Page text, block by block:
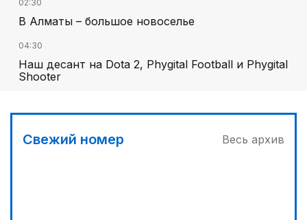
02:30
В Алматы – большое новоселье
04:30
Наш десант на Dota 2, Phygital Football и Phygital
Shooter
Вычислен последний фигурант «титанового»
дела
Свежий номер Весь архив